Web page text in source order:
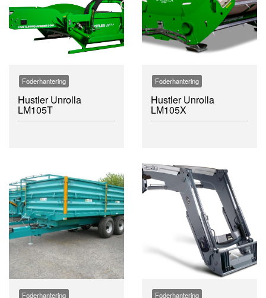
Foderhantering
Hustler Unrolla
LM105T
Foderhantering
Hustler Unrolla
LM105X
Foderhantering Foderhantering